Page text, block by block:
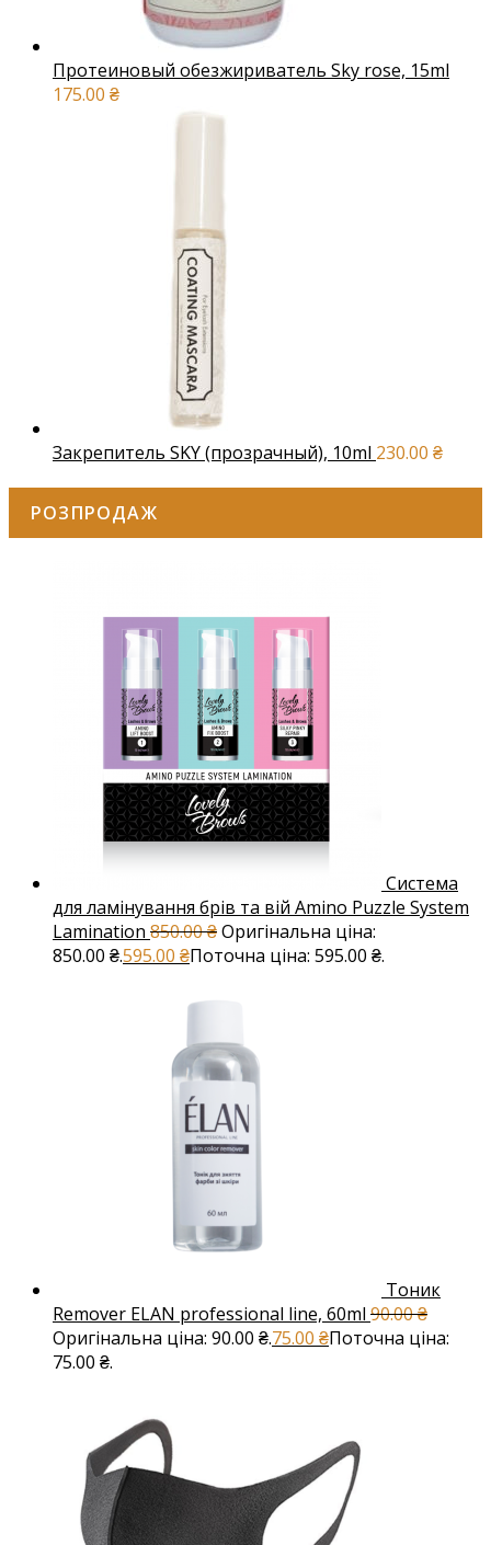
Протеиновый обезжириватель Sky rose, 15ml
175.00 ₴
Закрепитель SKY (прозрачный), 10ml 230.00 ₴
РОЗПРОДАЖ
Система
для ламінування брів та вій Amino Puzzle System
Lamination 850.00₴Оригінальна ціна:
850.00 ₴.595.00 ₴Поточна ціна: 595.00 ₴.
Тоник
Remover ELAN professional line, 60ml 90.00₴
Оригінальна ціна: 90.00 ₴.75.00 ₴Поточна ціна:
75.00 ₴.